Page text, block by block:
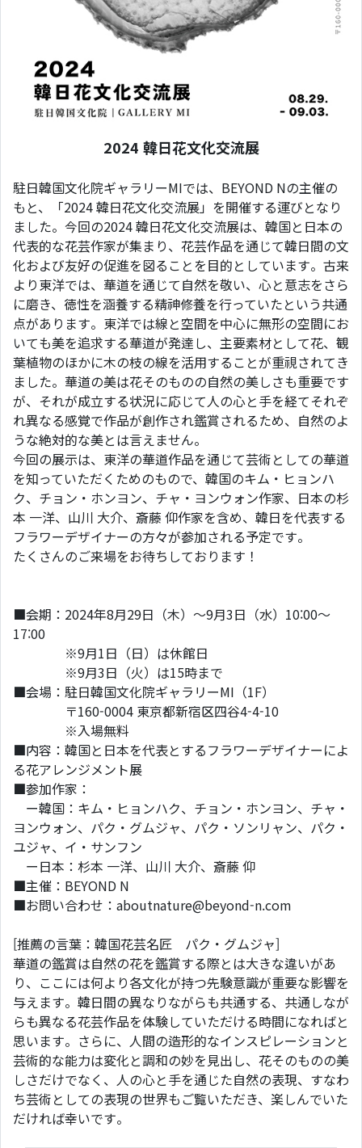
2024 韓日花文化交流展
駐日韓国文化院ギャラリーMIでは、BEYOND Nの主催の
もと、「2024 韓日花文化交流展」を開催する運びとなり
ました。今回の2024 韓日花文化交流展は、韓国と日本の
代表的な花芸作家が集まり、花芸作品を通じて韓日間の文
化および友好の促進を図ることを目的としています。古来
より東洋では、華道を通じて自然を敬い、心と意志をさら
に磨き、徳性を涵養する精神修養を行っていたという共通
点があります。東洋では線と空間を中心に無形の空間にお
いても美を追求する華道が発達し、主要素材として花、観
葉植物のほかに木の枝の線を活用することが重視されてき
ました。華道の美は花そのものの自然の美しさも重要です
が、それが成立する状況に応じて人の心と手を経てそれぞ
れ異なる感覚で作品が創作され鑑賞されるため、自然のよ
うな絶対的な美とは言えません。
今回の展示は、東洋の華道作品を通じて芸術としての華道
を知っていただくためのもので、韓国のキム・ヒョンハ
ク、チョン・ホンヨン、チャ・ヨンウォン作家、日本の杉
本 一洋、山川 大介、斎藤 仰作家を含め、韓日を代表する
フラワーデザイナーの方々が参加される予定です。
たくさんのご来場をお待ちしております！
■会期：2024年8月29日（木）～9月3日（水）10:00～
17:00
※9月1日（日）は休館日
※9月3日（火）は15時まで
■会場：駐日韓国文化院ギャラリーMI（1F）
〒160-0004 東京都新宿区四谷4-4-10
※入場無料
■内容：韓国と日本を代表とするフラワーデザイナーによ
る花アレンジメント展
■参加作家：
ー韓国：キム・ヒョンハク、チョン・ホンヨン、チャ・
ヨンウォン、パク・グムジャ、パク・ソンリャン、パク・
ユジャ、イ・サンフン
ー日本：杉本 一洋、山川 大介、斎藤 仰
■主催：BEYOND N
■お問い合わせ：aboutnature@beyond-n.com
[推薦の言葉：韓国花芸名匠 パク・グムジャ]
華道の鑑賞は自然の花を鑑賞する際とは大きな違いがあ
り、ここには何より各文化が持つ先験意識が重要な影響を
与えます。韓日間の異なりながらも共通する、共通しなが
らも異なる花芸作品を体験していただける時間になればと
思います。さらに、人間の造形的なインスピレーションと
芸術的な能力は変化と調和の妙を見出し、花そのものの美
しさだけでなく、人の心と手を通じた自然の表現、すなわ
ち芸術としての表現の世界もご覧いただき、楽しんでいた
だければ幸いです。